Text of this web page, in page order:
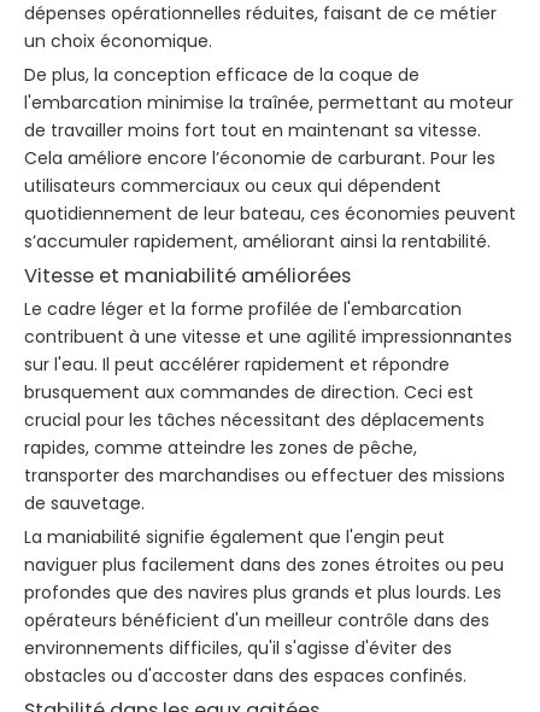
dépenses opérationnelles réduites, faisant de ce métier
un choix économique.
De plus, la conception efficace de la coque de
l'embarcation minimise la traînée, permettant au moteur
de travailler moins fort tout en maintenant sa vitesse.
Cela améliore encore l’économie de carburant. Pour les
utilisateurs commerciaux ou ceux qui dépendent
quotidiennement de leur bateau, ces économies peuvent
s’accumuler rapidement, améliorant ainsi la rentabilité.
Vitesse et maniabilité améliorées
Le cadre léger et la forme profilée de l'embarcation
contribuent à une vitesse et une agilité impressionnantes
sur l'eau. Il peut accélérer rapidement et répondre
brusquement aux commandes de direction. Ceci est
crucial pour les tâches nécessitant des déplacements
rapides, comme atteindre les zones de pêche,
transporter des marchandises ou effectuer des missions
de sauvetage.
La maniabilité signifie également que l'engin peut
naviguer plus facilement dans des zones étroites ou peu
profondes que des navires plus grands et plus lourds. Les
opérateurs bénéficient d'un meilleur contrôle dans des
environnements difficiles, qu'il s'agisse d'éviter des
obstacles ou d'accoster dans des espaces confinés.